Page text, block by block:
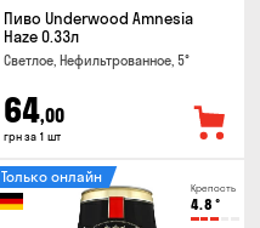
Пиво Underwood Amnesia
Haze 0.33л
Светлое, Нефильтрованное, 5°
64,00
грн за 1 шт
Крепость
4.8 °
Только онлайн